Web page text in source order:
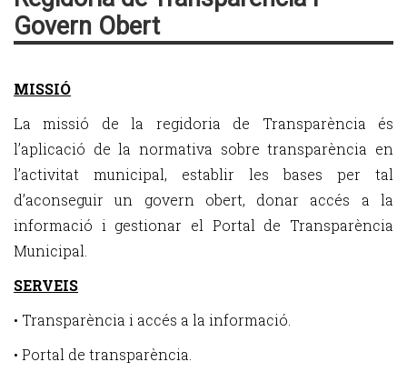
Govern Obert
MISSIÓ
La missió de la regidoria de Transparència és
l’aplicació de la normativa sobre transparència en
l’activitat municipal, establir les bases per tal
d’aconseguir un govern obert, donar accés a la
informació i gestionar el Portal de Transparència
Municipal.
SERVEIS
• Transparència i accés a la informació.
• Portal de transparència.